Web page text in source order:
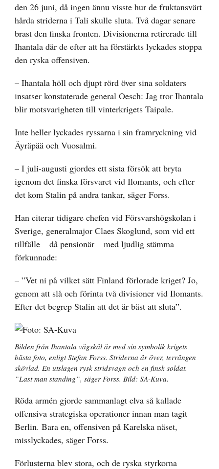
den 26 juni, då ingen ännu visste hur de fruktansvärt
hårda striderna i Tali skulle sluta. Två dagar senare
brast den finska fronten. Divisionerna retirerade till
Ihantala där de efter att ha förstärkts lyckades stoppa
den ryska offensiven.
– Ihantala höll och djupt rörd över sina soldaters
insatser konstaterade general Oesch: Jag tror Ihantala
blir motsvarigheten till vinterkrigets Taipale.
Inte heller lyckades ryssarna i sin framryckning vid
Äyräpää och Vuosalmi.
– I juli-augusti gjordes ett sista försök att bryta
igenom det finska försvaret vid Ilomants, och efter
det kom Stalin på andra tankar, säger Forss.
Han citerar tidigare chefen vid Försvarshögskolan i
Sverige, generalmajor Claes Skoglund, som vid ett
tillfälle – då pensionär – med ljudlig stämma
förkunnade:
– ”Vet ni på vilket sätt Finland förlorade kriget? Jo,
genom att slå och förinta två divisioner vid Ilomants.
Efter det begrep Stalin att det är bäst att sluta”.
Bilden från Ihantala vägskäl är med sin symbolik krigets
bästa foto, enligt Stefan Forss. Striderna är över, terrängen
skövlad. En utslagen rysk stridsvagn och en finsk soldat.
”Last man standing”, säger Forss. Bild: SA-Kuva.
Röda armén gjorde sammanlagt elva så kallade
offensiva strategiska operationer innan man tagit
Berlin. Bara en, offensiven på Karelska näset,
misslyckades, säger Forss.
Förlusterna blev stora, och de ryska styrkorna